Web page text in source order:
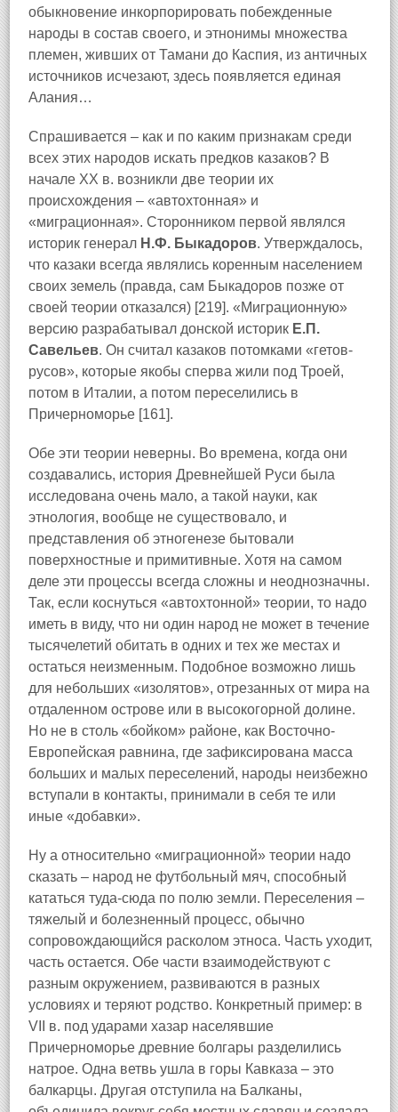
обыкновение инкорпорировать побежденные
народы в состав своего, и этнонимы множества
племен, живших от Тамани до Каспия, из античных
источников исчезают, здесь появляется единая
Алания…
Спрашивается – как и по каким признакам среди
всех этих народов искать предков казаков? В
начале ХХ в. возникли две теории их
происхождения – «автохтонная» и
«миграционная». Сторонником первой являлся
историк генерал Н.Ф. Быкадоров. Утверждалось,
что казаки всегда являлись коренным населением
своих земель (правда, сам Быкадоров позже от
своей теории отказался) [219]. «Миграционную»
версию разрабатывал донской историк Е.П.
Савельев. Он считал казаков потомками «гетов-
русов», которые якобы сперва жили под Троей,
потом в Италии, а потом переселились в
Причерноморье [161].
Обе эти теории неверны. Во времена, когда они
создавались, история Древнейшей Руси была
исследована очень мало, а такой науки, как
этнология, вообще не существовало, и
представления об этногенезе бытовали
поверхностные и примитивные. Хотя на самом
деле эти процессы всегда сложны и неоднозначны.
Так, если коснуться «автохтонной» теории, то надо
иметь в виду, что ни один народ не может в течение
тысячелетий обитать в одних и тех же местах и
остаться неизменным. Подобное возможно лишь
для небольших «изолятов», отрезанных от мира на
отдаленном острове или в высокогорной долине.
Но не в столь «бойком» районе, как Восточно-
Европейская равнина, где зафиксирована масса
больших и малых переселений, народы неизбежно
вступали в контакты, принимали в себя те или
иные «добавки».
Ну а относительно «миграционной» теории надо
сказать – народ не футбольный мяч, способный
кататься туда-сюда по полю земли. Переселения –
тяжелый и болезненный процесс, обычно
сопровождающийся расколом этноса. Часть уходит,
часть остается. Обе части взаимодействуют с
разным окружением, развиваются в разных
условиях и теряют родство. Конкретный пример: в
VII в. под ударами хазар населявшие
Причерноморье древние болгары разделились
натрое. Одна ветвь ушла в горы Кавказа – это
балкарцы. Другая отступила на Балканы,